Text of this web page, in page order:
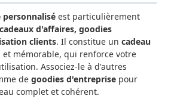
est particulièrement
cadeaux d'affaires, goodies
clients. Il constitue un cadeau
mémorable, qui renforce votre
Associez-le à d'autres
de goodies d'entreprise pour
complet et cohérent.